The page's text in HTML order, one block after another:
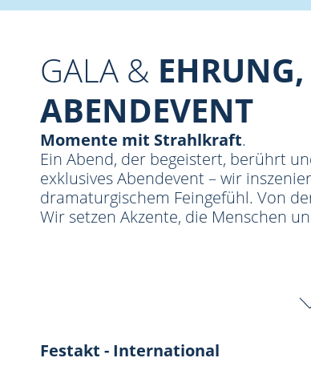
GALA & EHRUNG,
ABENDEVENT
Momente mit Strahlkraft.
Ein Abend, der begeistert, berührt
exklusives Abendevent – wir
dramaturgischem Feingefühl. Von
Wir setzen Akzente, die Menschen
Festakt - International